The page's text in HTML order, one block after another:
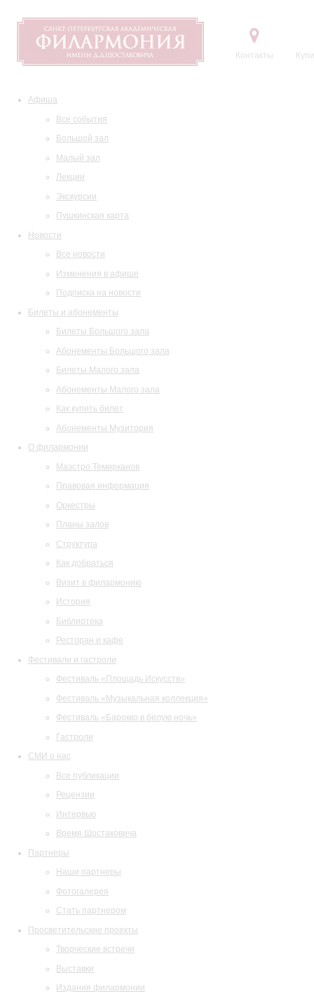
Контакты
Афиша
Все события
Большой зал
Малый зал
Лекции
Экскурсии
Пушкинская карта
Новости
Все новости
Изменения в афише
Подписка на новости
Билеты и абонементы
Билеты Большого зала
Абонементы Большого зала
Билеты Малого зала
Абонементы Малого зала
Как купить билет
Абонементы Музитория
О филармонии
Маэстро Темирканов
Правовая информация
Оркестры
Планы залов
Структура
Как добраться
Визит в филармонию
История
Библиотека
Ресторан и кафе
Фестивали и гастроли
Фестиваль «Площадь Искусств»
Фестиваль «Музыкальная коллекция»
Фестиваль «Барокко в белую ночь»
Гастроли
СМИ о нас
Все публикации
Рецензии
Интервью
Время Шостаковича
Партнеры
Наши партнеры
Фотогалерея
Стать партнером
Просветительские проекты
Творческие встречи
Выставки
Издания филармонии